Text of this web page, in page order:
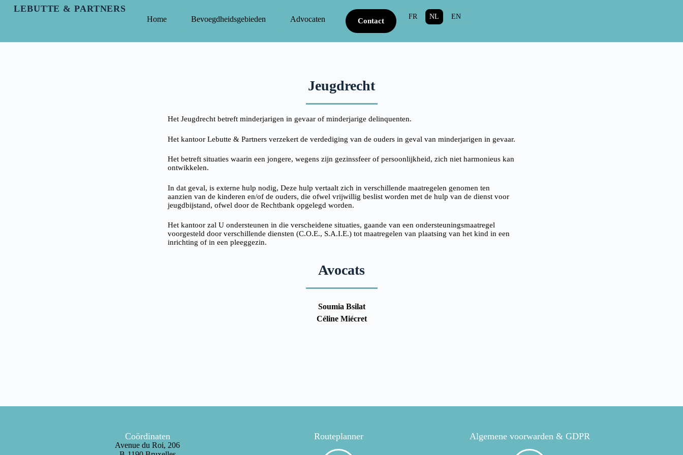
LEBUTTE & PARTNERS
Home Bevoegdheidsgebieden Advocaten Contact
FR NL EN
Jeugdrecht
Het Jeugdrecht betreft minderjarigen in gevaar of minderjarige delinquenten.
Het kantoor Lebutte & Partners verzekert de verdediging van de ouders in geval van minderjarigen in gevaar.
Het betreft situaties waarin een jongere, wegens zijn gezinssfeer of persoonlijkheid, zich niet harmonieus kan
ontwikkelen.
In dat geval, is externe hulp nodig, Deze hulp vertaalt zich in verschillende maatregelen genomen ten
aanzien van de kinderen en/of de ouders, die ofwel vrijwillig beslist worden met de hulp van de dienst voor
jeugdbijstand, ofwel door de Rechtbank opgelegd worden.
Het kantoor zal U ondersteunen in die verscheidene situaties, gaande van een ondersteuningsmaatregel
voorgesteld door verschillende diensten (C.O.E., S.A.I.E.) tot maatregelen van plaatsing van het kind in een
inrichting of in een pleeggezin.
Avocats
Soumia Bsilat
Céline Miécret
Coördinaten
Avenue du Roi, 206
Routeplanner Algemene voorwarden & GDPR